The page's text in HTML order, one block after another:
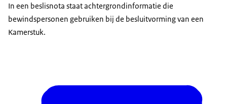
In een beslisnota staat achtergrondinformatie die
bewindspersonen gebruiken bij de besluitvorming van een
Kamerstuk.